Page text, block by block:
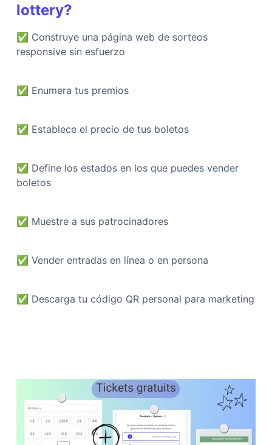
lottery?
✅ Construye una página web de sorteos
responsive sin esfuerzo
✅ Enumera tus premios
✅ Establece el precio de tus boletos
✅ Define los estados en los que puedes vender
boletos
✅ Muestre a sus patrocinadores
✅ Vender entradas en línea o en persona
✅ Descarga tu código QR personal para marketing